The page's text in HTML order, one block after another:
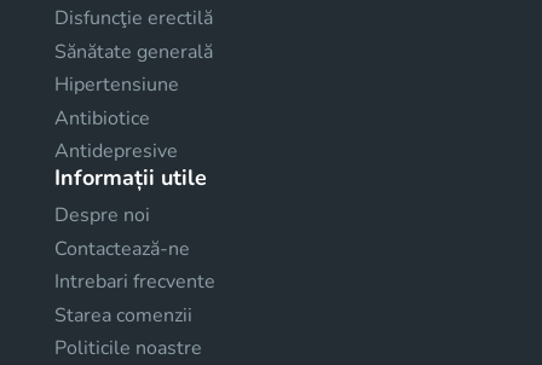
Disfuncţie erectilă
Sănătate generală
Hipertensiune
Antibiotice
Antidepresive
Informații utile
Despre noi
Contactează-ne
Intrebari frecvente
Starea comenzii
Politicile noastre